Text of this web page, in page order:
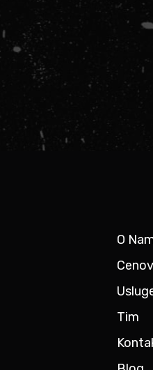
O
Tim